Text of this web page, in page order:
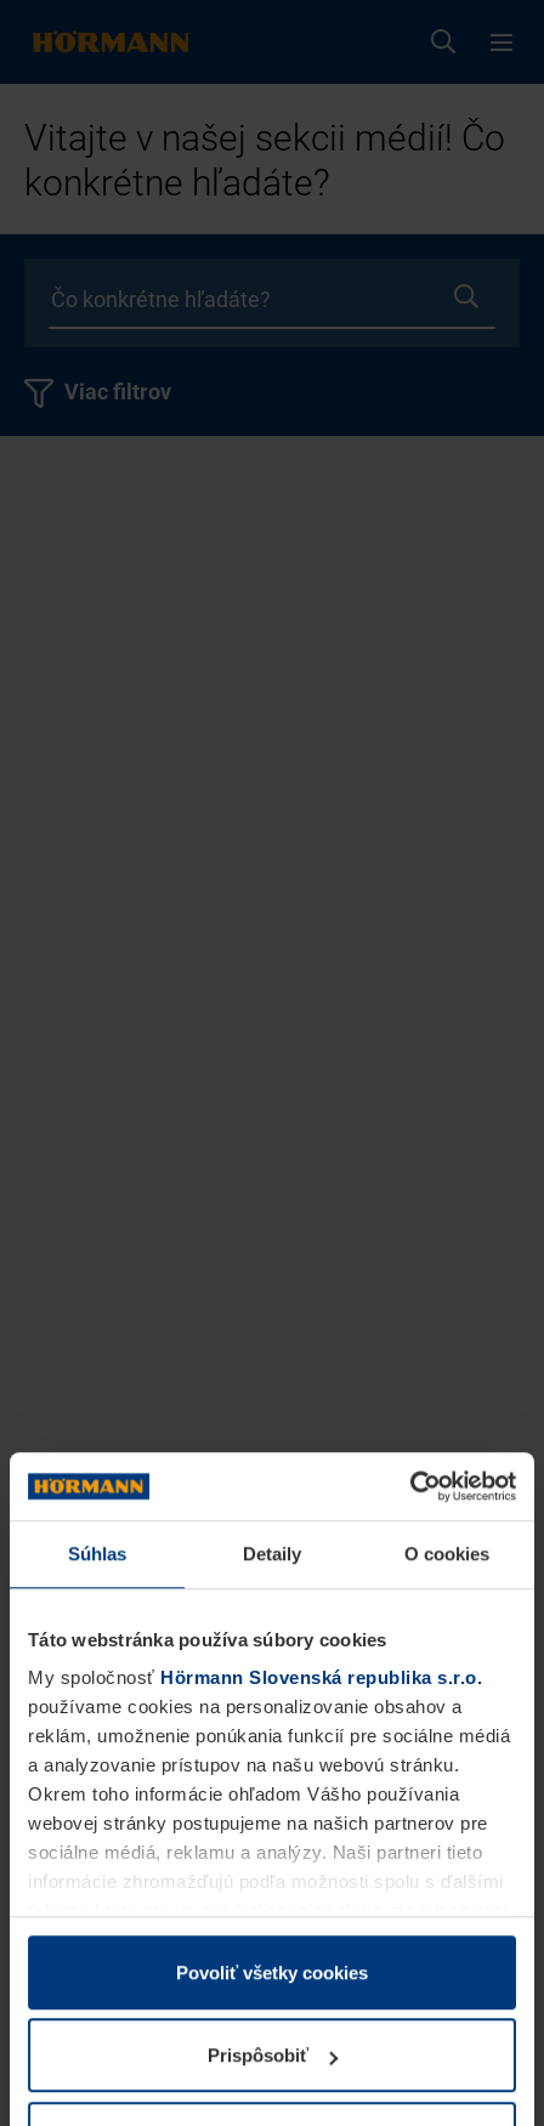
Súhlas Detaily O cookies
Táto webstránka používa súbory cookies
My spoločnosť Hörmann Slovenská republika s.r.o.
používame cookies na personalizovanie obsahov a
reklám, umožnenie ponúkania funkcií pre sociálne médiá
a analyzovanie prístupov na našu webovú stránku.
Okrem toho informácie ohľadom Vášho používania
webovej stránky postupujeme na našich partnerov pre
sociálne médiá, reklamu a analýzy. Naši partneri tieto
informácie zhromažďujú podľa možnosti spolu s ďalšími
v rámci Vášho využívania služieb.
Z právneho hľadiska môžeme cookies ukladať na Vašom
prevádzku tejto stránky. Pre všetky ostatné typy cookie
potrebujeme Vaše povolenie. Vaše povolenie môžete
kedykoľvek zmeniť alebo odvolať vo vysvetlení cookie
Povoliť všetky cookies
Prispôsobiť
Vitajte v našej sekcii médií! Čo
konkrétne hľadáte?
Viac filtrov